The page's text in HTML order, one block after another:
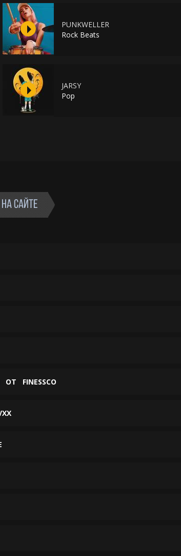
PUNKWELLER
Rock Beats
JARSY
Pop
САЙТЕ
ОТ FINESSCO